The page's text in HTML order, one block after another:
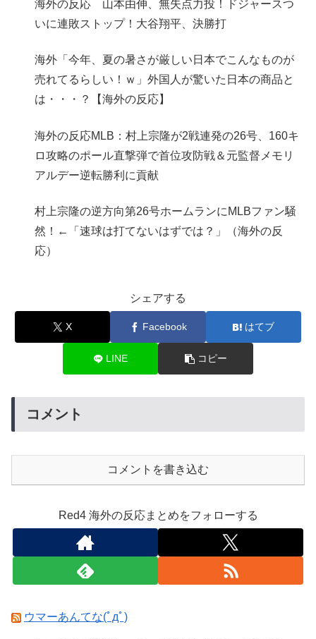
海外の反応 山本由伸、無失点力投！ドジャースつ
いに連敗ストップ！大谷翔平、決勝打
海外「今年、夏の暑さが厳しい日本でこんなものが
売れてるらしい！ｗ」外国人が驚いた日本の商品と
は・・・？【海外の反応】
海外の反応MLB：村上宗隆が2戦連発の26号、160キ
ロ攻略のポール直撃弾で首位攻防戦＆元監督メモリ
アルデー逆転勝利に貢献
村上宗隆の逆方向第26号ホームランにMLBファン騒
然！←「速球は打てないはずでは？」（海外の反
応）
シェアする
X Facebook はてブ
LINE コピー
コメント
コメントを書き込む
Red4 海外の反応まとめをフォローする
ウマーあんてな(ﾟдﾟ)